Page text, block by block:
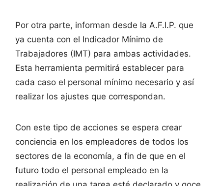
Por otra parte, informan desde la A.F.I.P. que
ya cuenta con el Indicador Mínimo de
Trabajadores (IMT) para ambas actividades.
Esta herramienta permitirá establecer para
cada caso el personal mínimo necesario y así
realizar los ajustes que correspondan.
Con este tipo de acciones se espera crear
conciencia en los empleadores de todos los
sectores de la economía, a fin de que en el
futuro todo el personal empleado en la